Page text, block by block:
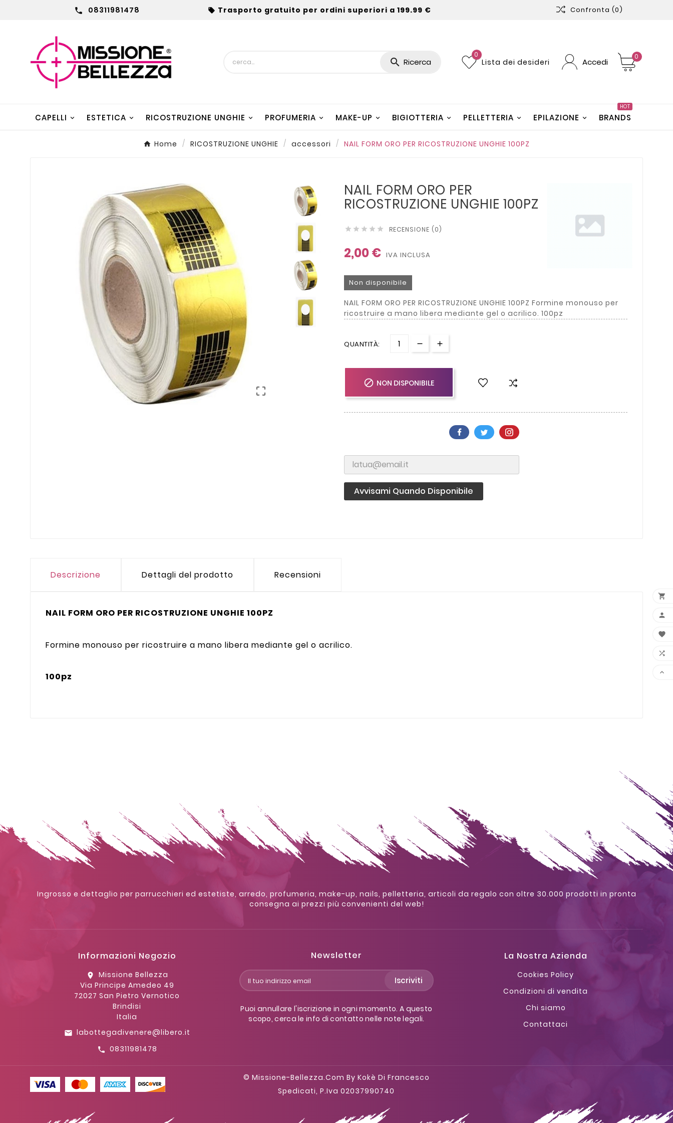
 08311981478  Trasporto gratuito per ordini superiori a 199.99 € Confronta (0)
 Ricerca
0
Lista dei desideri Accedi
0
CAPELLI ESTETICA RICOSTRUZIONE UNGHIE PROFUMERIA MAKE-UP BIGIOTTERIA PELLETTERIA EPILAZIONE BRANDS
HOT
Home RICOSTRUZIONE UNGHIE accessori NAIL FORM ORO PER RICOSTRUZIONE UNGHIE 100PZ

NAIL FORM ORO PER
RICOSTRUZIONE UNGHIE 100PZ
     RECENSIONE (0)
2,00 € IVA INCLUSA
Non disponibile
NAIL FORM ORO PER RICOSTRUZIONE UNGHIE 100PZ Formine monouso per
ricostruire a mano libera mediante gel o acrilico. 100pz
QUANTITÀ:
 NON DISPONIBILE
Avvisami Quando Disponibile
Descrizione Dettagli del prodotto Recensioni
NAIL FORM ORO PER RICOSTRUZIONE UNGHIE 100PZ
Formine monouso per ricostruire a mano libera mediante gel o acrilico.
100pz
Ingrosso e dettaglio per parrucchieri ed estetiste, arredo, profumeria, make-up, nails, pelletteria, articoli da regalo con oltre 30.000 prodotti in pronta
consegna ai prezzi più convenienti del web!
Informazioni Negozio
location_on
Missione Bellezza
Via Principe Amedeo 49
72027 San Pietro Vernotico
Brindisi
Italia
email labottegadivenere@libero.it
call 08311981478
Newsletter
Iscriviti
Puoi annullare l'iscrizione in ogni momento. A questo
scopo, cerca le info di contatto nelle note legali.
La Nostra Azienda
Cookies Policy
Condizioni di vendita
Chi siamo
Contattaci





© Missione-Bellezza.com By Kokè Di Francesco
Spedicati, P.iva 02037990740